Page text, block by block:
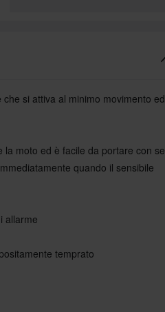
che si attiva al minimo movimento ed
moto ed è facile da portare con se.
quando il sensibile
allarme
temprato